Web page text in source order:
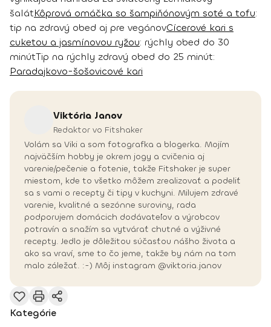
šalátKôprová omáčka so šampiňónovým soté a tofu:
tip na zdravý obed aj pre vegánovCícerové kari s
cuketou a jasmínovou ryžou: rýchly obed do 30
minútTip na rýchly zdravý obed do 25 minút:
Paradajkovo-šošovicové kari
Viktória Janov
Redaktor vo Fitshaker
Volám sa Viki a som fotografka a blogerka. Mojím
najväčším hobby je okrem jogy a cvičenia aj
varenie/pečenie a fotenie, takže Fitshaker je super
miestom, kde to všetko môžem zrealizovať a podeliť
sa s vami o recepty či tipy v kuchyni. Milujem zdravé
varenie, kvalitné a sezónne suroviny, rada
podporujem domácich dodávateľov a výrobcov
potravín a snažím sa vytvárať chutné a výživné
recepty. Jedlo je dôležitou súčasťou nášho života a
ako sa vraví, sme to čo jeme, takže by nám na tom
malo záležať. :-) Môj instagram @viktoria.janov
Kategórie